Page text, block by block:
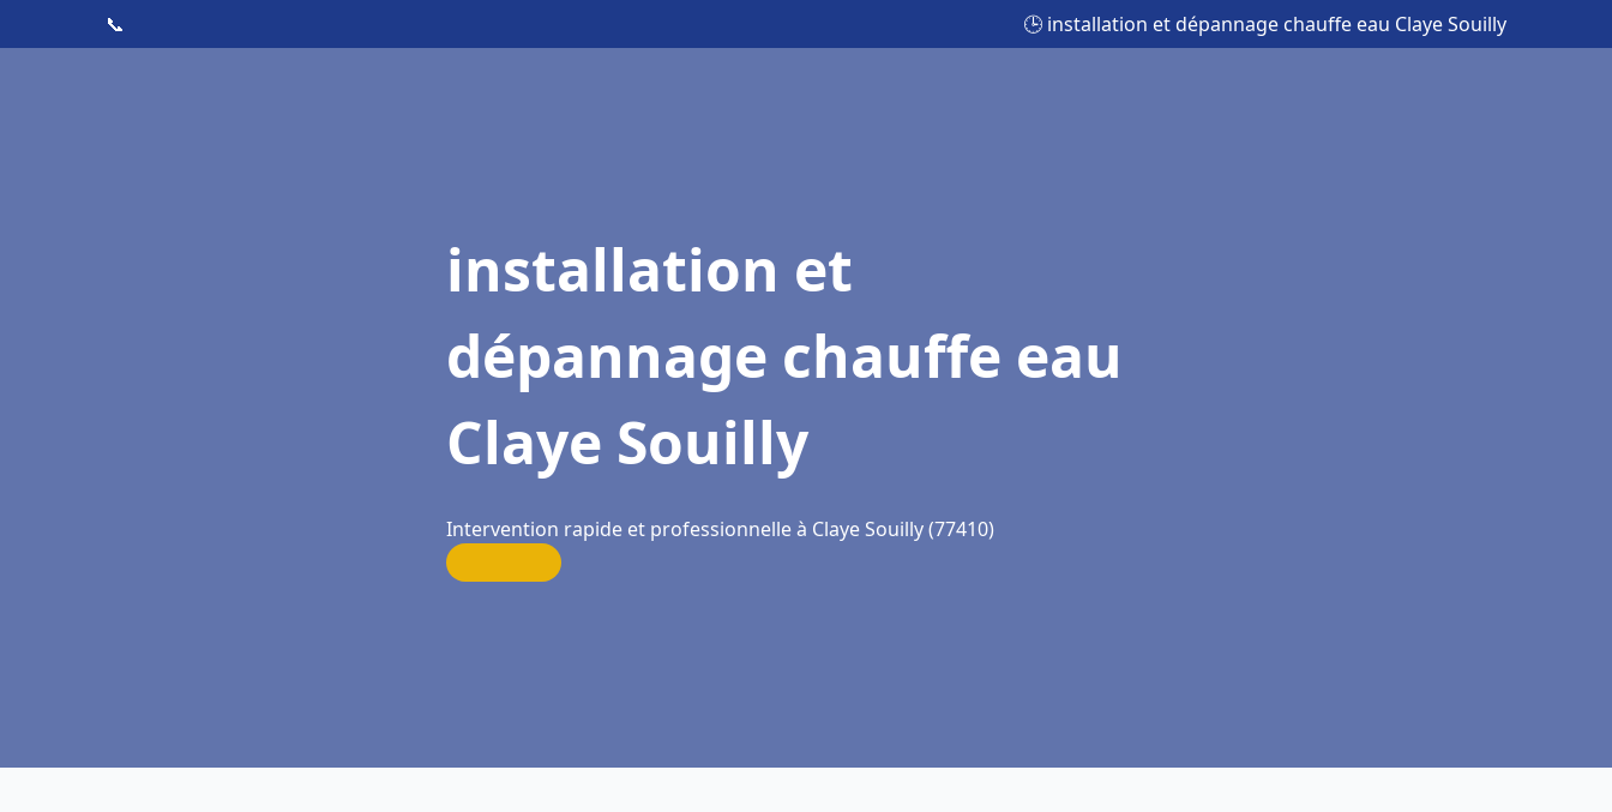
📞 🕒 installation et dépannage chauffe eau Claye Souilly
installation et
dépannage chauffe eau
Claye Souilly
Intervention rapide et professionnelle à Claye Souilly (77410)